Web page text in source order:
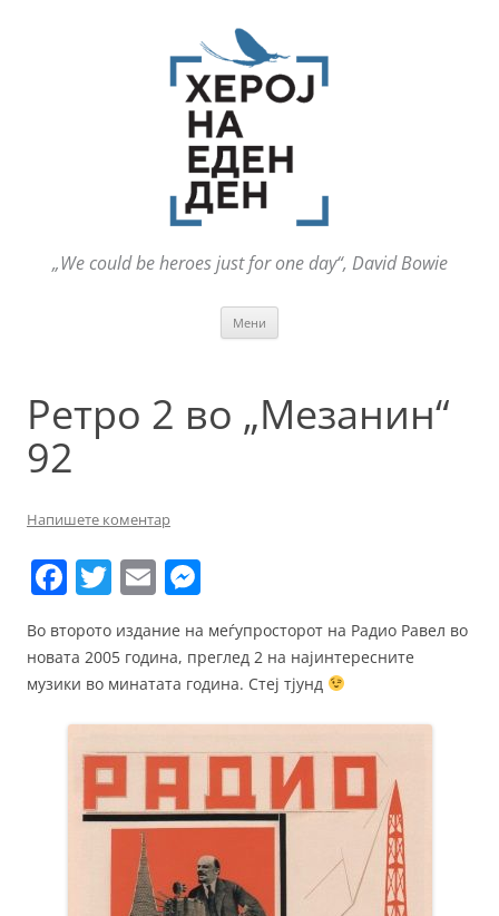
„We could be heroes just for one day“, David Bowie
Мени
Ретро 2 во „Мезанин“
92
Напишете коментар
F
c
e
b
o
k
T
itt
er
E
ai
l
ss
e
n
g
er
Во второто издание на меѓупросторот на Радио Равел во
новата 2005 година, преглед 2 на најинтересните
музики во минатата година. Стеј тјунд